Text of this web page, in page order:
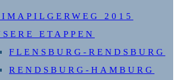
2015
ETAPPEN
FLENSBURG-RENDSBURG
RENDSBURG-HAMBURG